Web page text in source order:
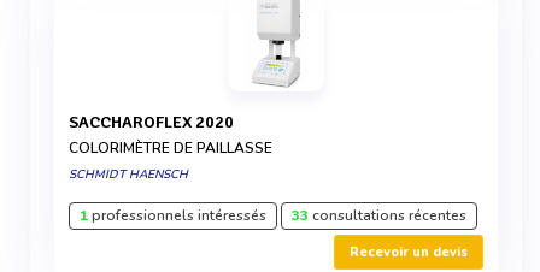
SACCHAROFLEX 2020
COLORIMÈTRE DE PAILLASSE
SCHMIDT HAENSCH
1professionnels intéressés 33 consultations récentes
Recevoir un devis